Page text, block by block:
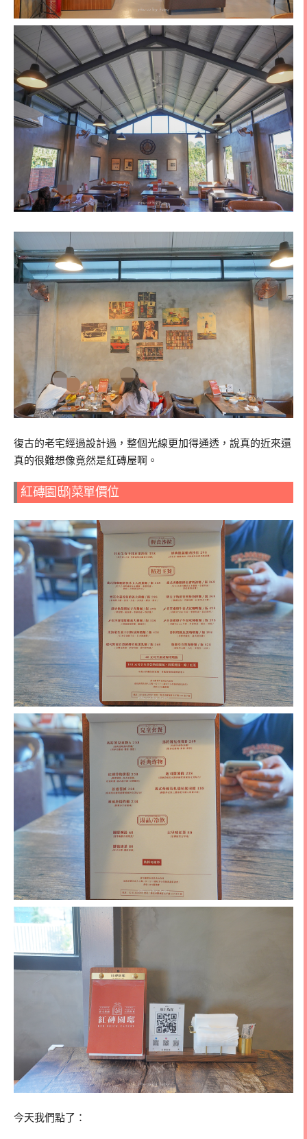
復古的老宅經過設計過，整個光線更加得通透，說真的近來還
真的很難想像竟然是紅磚屋啊。
紅磚園邸|菜單價位
今天我們點了：